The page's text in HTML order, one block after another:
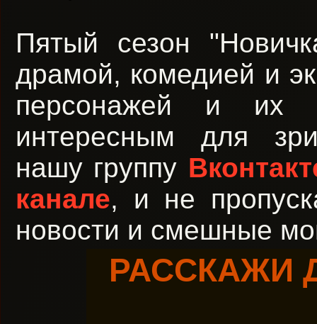
Пятый сезон
драмой, комедией и
персонажей и их
интересным для
нашу группу
канале, и не
новости и смешные
РАССКАЖИ